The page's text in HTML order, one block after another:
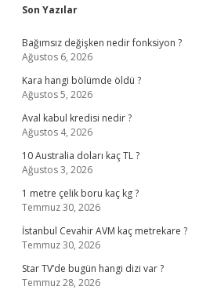
Sidebar
Son Yazılar
Bağımsız değişken nedir fonksiyon ?
Ağustos 6, 2026
Kara hangi bölümde öldü ?
Ağustos 5, 2026
Aval kabul kredisi nedir ?
Ağustos 4, 2026
10 Australia doları kaç TL ?
Ağustos 3, 2026
1 metre çelik boru kaç kg ?
Temmuz 30, 2026
İstanbul Cevahir AVM kaç metrekare ?
Temmuz 30, 2026
Star TV’de bugün hangi dizi var ?
Temmuz 28, 2026